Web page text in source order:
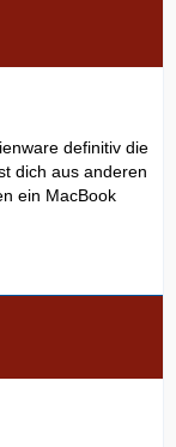
definitiv die
dich aus anderen
ein MacBook